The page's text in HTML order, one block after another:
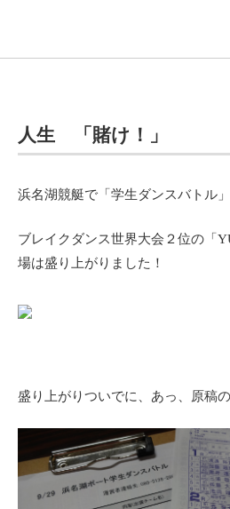
人生 「賭け！」
浜名湖競艇で「学生ダンスバトル
ブレイクダンス世界大会２位の「
場は盛り上がりました！
盛り上がりついでに、あっ、原稿